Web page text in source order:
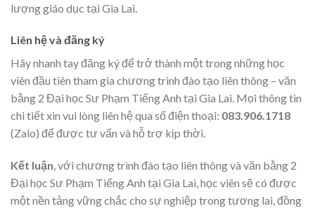
lượng giáo dục tại Gia Lai.
Liên hệ và đăng ký
Hãy nhanh tay đăng ký để trở thành một trong những học
viên đầu tiên tham gia chương trình đào tạo liên thông – văn
bằng 2 Đại học Sư Phạm Tiếng Anh tại Gia Lai. Mọi thông tin
chi tiết xin vui lòng liên hệ qua số điện thoại: 083.906.1718
(Zalo) để được tư vấn và hỗ trợ kịp thời.
Kết luận, với chương trình đào tạo liên thông và văn bằng 2
Đại học Sư Phạm Tiếng Anh tại Gia Lai, học viên sẽ có được
một nền tảng vững chắc cho sự nghiệp trong tương lai, đồng